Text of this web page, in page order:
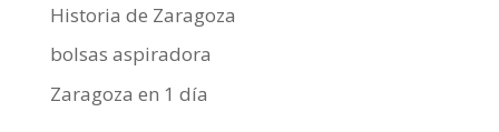
Historia de Zaragoza
bolsas aspiradora
Zaragoza en 1 día